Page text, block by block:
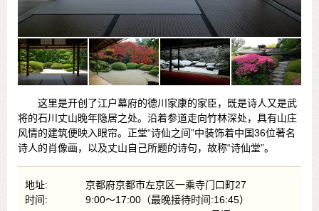
这里是开创了江户幕府的德川家康的家臣，既是诗人又是武
将的石川丈山晚年隐居之处。沿着参道走向竹林深处，具有山庄
风情的建筑便映入眼帘。正堂“诗仙之间”中装饰着中国36位著名
诗人的肖像画，以及丈山自己所题的诗句，故称“诗仙堂”。
地址:
京都府京都市左京区一乘寺门口町27
时间:
9:00～17:00（最晚接待时间:16:45）